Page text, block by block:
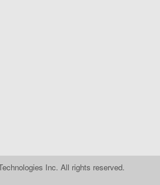
Inc. All rights reserved.